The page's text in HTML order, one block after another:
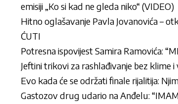
emisiji „Ko si kad ne gleda niko“ (VIDEO)
Hitno oglašavanje Pavla Jovanovića –
ĆUTI
Potresna ispovijest Samira Ramovića:
Jeftini trikovi za rashlađivanje bez klime
Evo kada će se održati finale rijalitija:
Gastozov drug udario na Anđelu: